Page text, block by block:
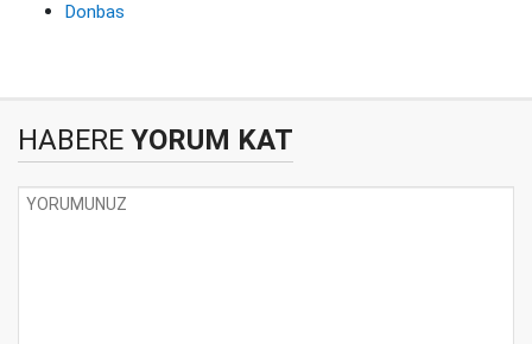
Donbas
HABERE YORUM KAT